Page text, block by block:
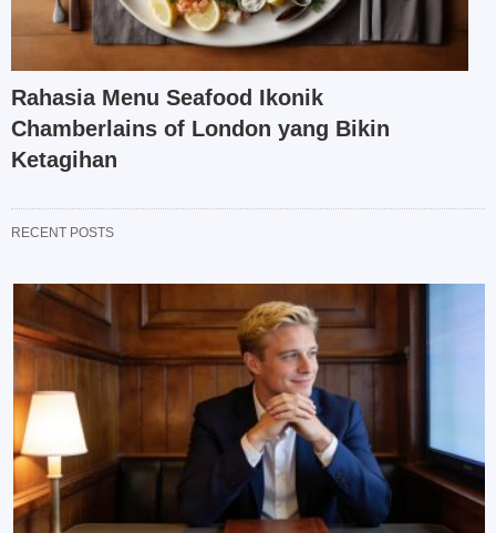
Rahasia Menu Seafood Ikonik
Chamberlains of London yang Bikin
Ketagihan
RECENT POSTS